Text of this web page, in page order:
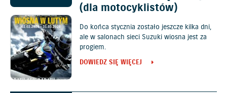
(dla motocyklistów)
Do końca stycznia zostało jeszcze kilka dni,
ale w salonach sieci Suzuki wiosna jest za
progiem.
DOWIEDZ SIĘ WIĘCEJ